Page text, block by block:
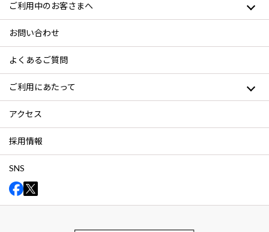
ご利用中のお客さまへ
お問い合わせ
よくあるご質問
ご利用にあたって
アクセス
採用情報
SNS